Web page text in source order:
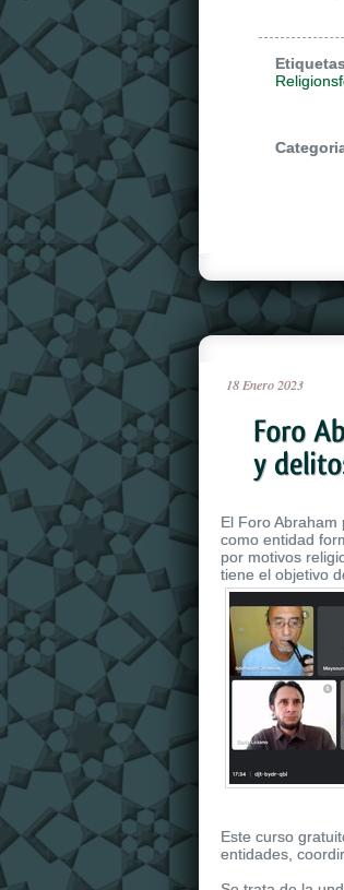
18 Enero 2023
El Foro
como entidad
por motivos
tiene el objetivo
Este curso
entidades,